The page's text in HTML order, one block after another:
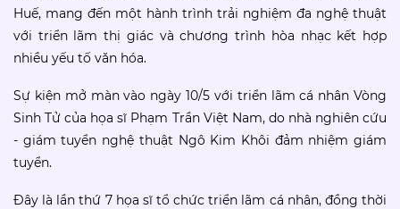
Huế, mang đến một hành trình trải nghiệm đa nghệ thuật
với triển lãm thị giác và chương trình hòa nhạc kết hợp
nhiều yếu tố văn hóa.
Sự kiện mở màn vào ngày 10/5 với triển lãm cá nhân Vòng
Sinh Tử của họa sĩ Phạm Trần Việt Nam, do nhà nghiên cứu
- giám tuyển nghệ thuật Ngô Kim Khôi đảm nhiệm giám
tuyển.
Đây là lần thứ 7 họa sĩ tổ chức triển lãm cá nhân, đồng thời